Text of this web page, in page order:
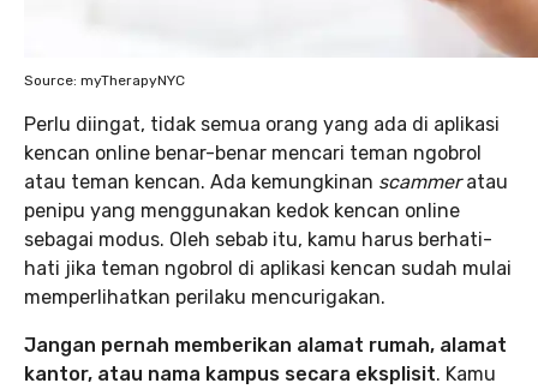
Source: myTherapyNYC
Perlu diingat, tidak semua orang yang ada di aplikasi
kencan online benar-benar mencari teman ngobrol
atau teman kencan. Ada kemungkinan scammeratau
penipu yang menggunakan kedok kencan online
sebagai modus. Oleh sebab itu, kamu harus berhati-
hati jika teman ngobrol di aplikasi kencan sudah mulai
memperlihatkan perilaku mencurigakan.
Jangan pernah memberikan alamat rumah, alamat
kantor, atau nama kampus secara eksplisit. Kamu